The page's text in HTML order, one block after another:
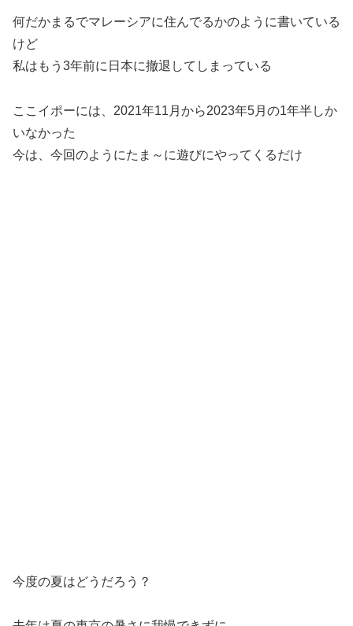
何だかまるでマレーシアに住んでるかのように書いている
けど
私はもう3年前に日本に撤退してしまっている
ここイポーには、2021年11月から2023年5月の1年半しか
いなかった
今は、今回のようにたま～に遊びにやってくるだけ
今度の夏はどうだろう？